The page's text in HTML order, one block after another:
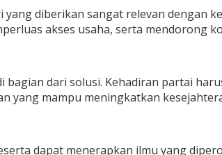
yang diberikan sangat relevan dengan
akses usaha, serta mendorong
bagian dari solusi. Kehadiran partai
yang mampu meningkatkan
dapat menerapkan ilmu yang